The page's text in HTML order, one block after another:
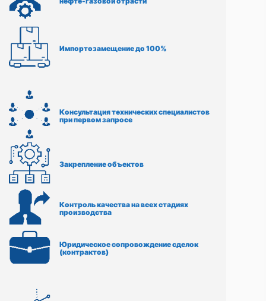
Импортозамещение до 100%
Консультация технических специалистов
при первом запросе
Закрепление объектов
Контроль качества на всех стадиях
производства
Юридическое сопровождение сделок
(контрактов)